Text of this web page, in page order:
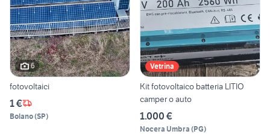
6
fotovoltaici
1 €
Bolano(SP)
Vetrina
Kit fotovoltaico batteria LITIO
camper o auto
1.000 €
Nocera Umbra (PG)